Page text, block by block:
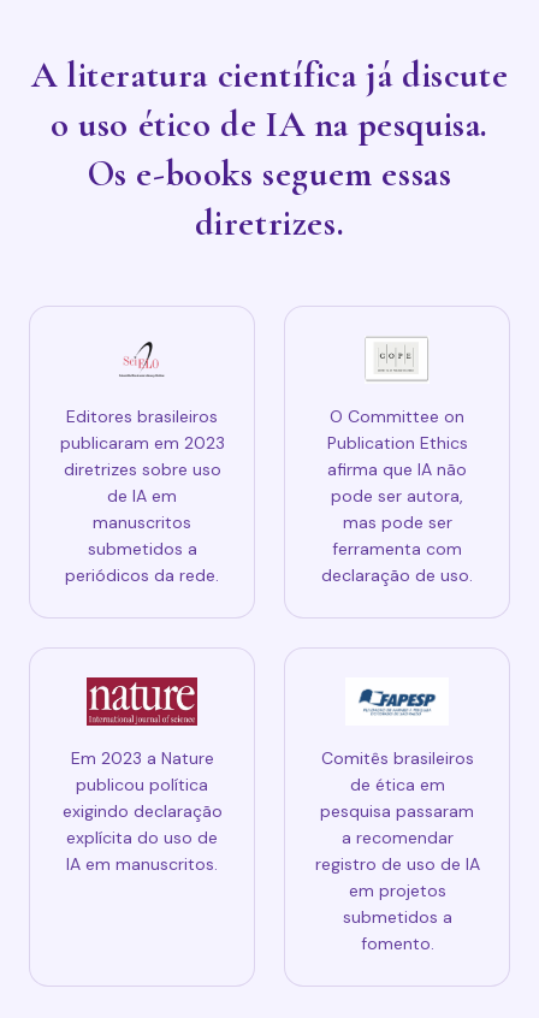
A literatura científica já discute
o uso ético de IA na pesquisa.
Os e-books seguem essas
diretrizes.
Editores brasileiros
publicaram em 2023
diretrizes sobre uso
de IA em
manuscritos
submetidos a
periódicos da rede.
O Committee on
Publication Ethics
afirma que IA não
pode ser autora,
mas pode ser
ferramenta com
declaração de uso.
Em 2023 a Nature
publicou política
exigindo declaração
explícita do uso de
IA em manuscritos.
Comitês brasileiros
de ética em
pesquisa passaram
a recomendar
registro de uso de IA
em projetos
submetidos a
fomento.